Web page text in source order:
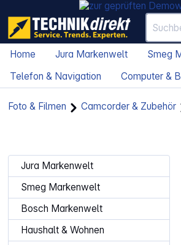
Home Jura Markenwelt Smeg
Telefon & Navigation
Computer &
Foto & Filmen Camcorder & Zubehör
Jura Markenwelt
Smeg Markenwelt
Bosch Markenwelt
Haushalt & Wohnen